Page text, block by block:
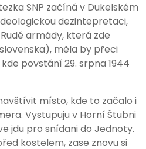
SNP začíná v Dukelském
dezintepretaci,
armády, která zde
měla by přeci
povstání 29. srpna 1944
místo, kde to začalo i
Vystupuju v Horní Štubni
jdu pro snídani do Jednoty.
kostelem, zase znovu si